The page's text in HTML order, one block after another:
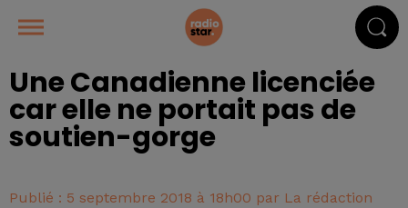
Une Canadienne licenciée
car elle ne portait pas de
soutien-gorge
Publié : 5 septembre 2018 à 18h00 par La rédaction